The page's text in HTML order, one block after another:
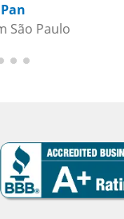
São Paulo